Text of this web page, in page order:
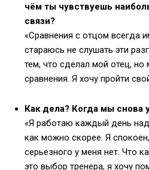
чём ты чувствуешь
связи?
«Сравнения с отцом всегда
стараюсь не слушать эти
тем, что сделал мой отец, но
сравнения. Я хочу пройти
Как дела? Когда мы снова
«Я работаю каждый день
как можно скорее. Я
серьезного у меня нет. Что
это выбор тренера, я хочу